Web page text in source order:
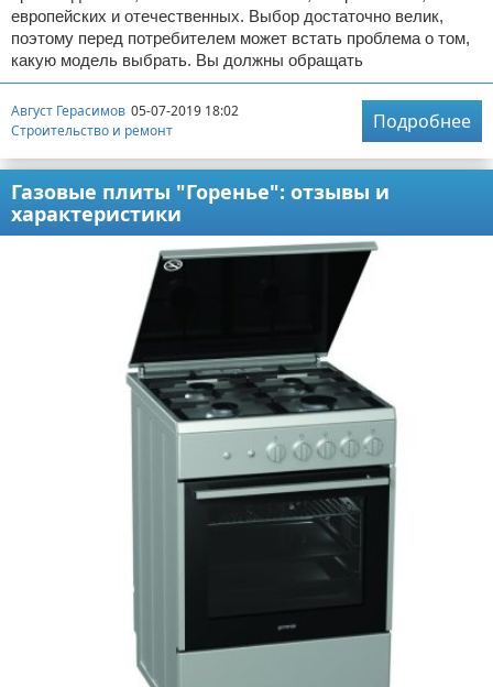
европейских и отечественных. Выбор достаточно велик,
поэтому перед потребителем может встать проблема о том,
какую модель выбрать. Вы должны обращать
Август Герасимов 05-07-2019 18:02
Строительство и ремонт
Подробнее
Газовые плиты "Горенье": отзывы и
характеристики